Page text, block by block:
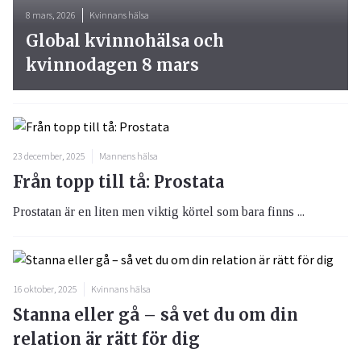
8 mars, 2026 Kvinnans hälsa
Global kvinnohälsa och
kvinnodagen 8 mars
23 december, 2025 Mannens hälsa
Från topp till tå: Prostata
Prostatan är en liten men viktig körtel som bara finns ...
16 oktober, 2025 Kvinnans hälsa
Stanna eller gå – så vet du om din
relation är rätt för dig